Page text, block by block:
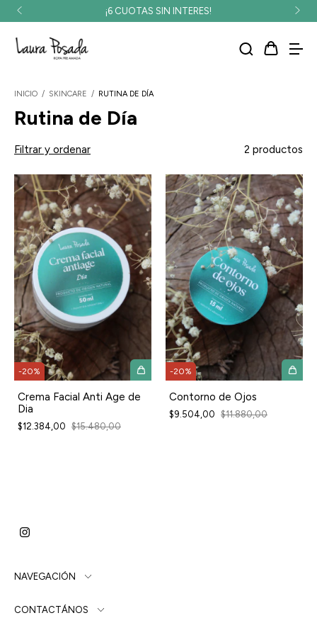
¡6 CUOTAS SIN INTERES!
INICIO / SKINCARE / RUTINA DE DÍA
Rutina de Día
Filtrar y ordenar 2 productos
-20%
Crema Facial Anti Age de
Dia
$12.384,00 $15.480,00
-20%
Contorno de Ojos
$9.504,00 $11.880,00
NAVEGACIÓN
CONTACTÁNOS